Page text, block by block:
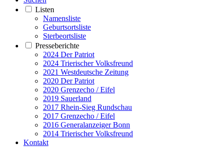
Listen
Namensliste
Geburtsortsliste
Sterbeortsliste
Presseberichte
2024 Der Patriot
2024 Trierischer Volksfreund
2021 Westdeutsche Zeitung
2020 Der Patriot
2020 Grenzecho / Eifel
2019 Sauerland
2017 Rhein-Sieg Rundschau
2017 Grenzecho / Eifel
2016 Generalanzeiger Bonn
2014 Trierischer Volksfreund
Kontakt